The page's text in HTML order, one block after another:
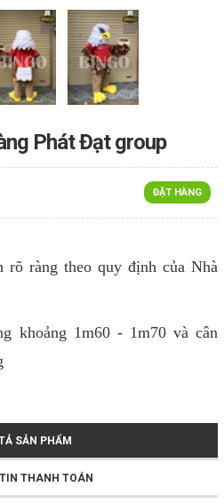
Phát Đạt group
ĐẶT HÀNG
rõ ràng theo quy định của Nhà
khoảng 1m60 - 1m70 và cân
SẢN PHẨM
THANH TOÁN